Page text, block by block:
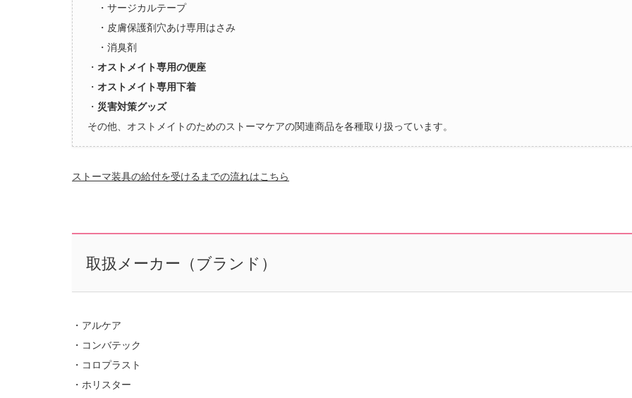
・サージカルテープ
・皮膚保護剤穴あけ専用はさみ
・消臭剤
・ オストメイト専用の便座
・ オストメイト専用下着
・ 災害対策グッズ
その他、オストメイトのためのストーマケアの関連商品を各種取り扱っています。
ストーマ装具の給付を受けるまでの流れはこちら
取扱メーカー（ブランド）
・アルケア
・コンバテック
・コロプラスト
・ホリスター